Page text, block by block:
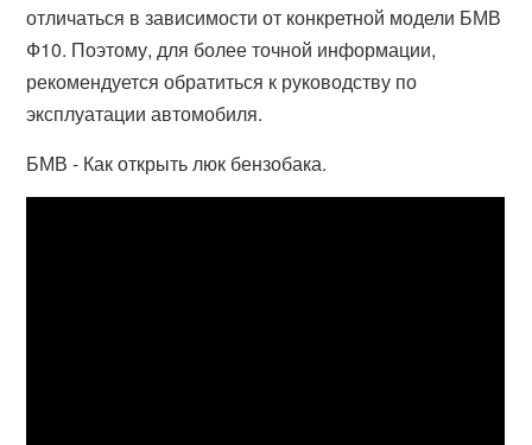
отличаться в зависимости от конкретной модели БМВ
Ф10. Поэтому, для более точной информации,
рекомендуется обратиться к руководству по
эксплуатации автомобиля.
БМВ - Как открыть люк бензобака.